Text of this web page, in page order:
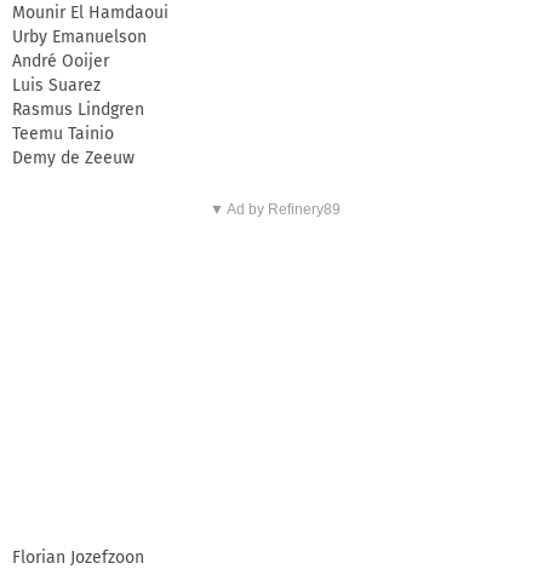
Mounir El Hamdaoui
Urby Emanuelson
André Ooijer
Luis Suarez
Rasmus Lindgren
Teemu Tainio
Demy de Zeeuw
▼ Ad by Refinery89
Florian Jozefzoon